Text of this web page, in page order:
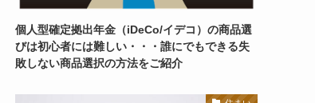
個人型確定拠出年金（iDeCo/イデコ）の商品選
びは初心者には難しい・・・誰にでもできる失
敗しない商品選択の方法をご紹介